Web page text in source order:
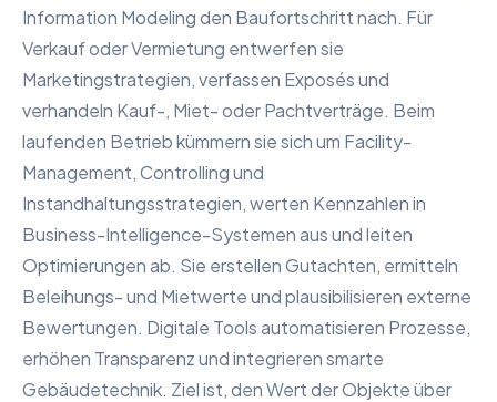
Information Modeling den Baufortschritt nach. Für
Verkauf oder Vermietung entwerfen sie
Marketingstrategien, verfassen Exposés und
verhandeln Kauf-, Miet- oder Pachtverträge. Beim
laufenden Betrieb kümmern sie sich um Facility-
Management, Controlling und
Instandhaltungsstrategien, werten Kennzahlen in
Business-Intelligence-Systemen aus und leiten
Optimierungen ab. Sie erstellen Gutachten, ermitteln
Beleihungs- und Mietwerte und plausibilisieren externe
Bewertungen. Digitale Tools automatisieren Prozesse,
erhöhen Transparenz und integrieren smarte
Gebäudetechnik. Ziel ist, den Wert der Objekte über